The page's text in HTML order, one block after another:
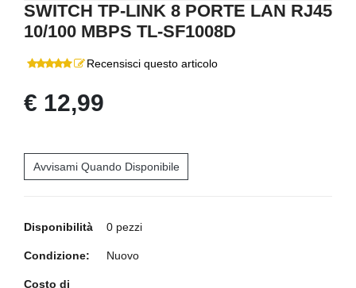
SWITCH TP-LINK 8 PORTE LAN RJ45
10/100 MBPS TL-SF1008D
Recensisci questo articolo
€ 12,99
Avvisami Quando Disponibile
Disponibilità 0 pezzi
Condizione: Nuovo
Costo di